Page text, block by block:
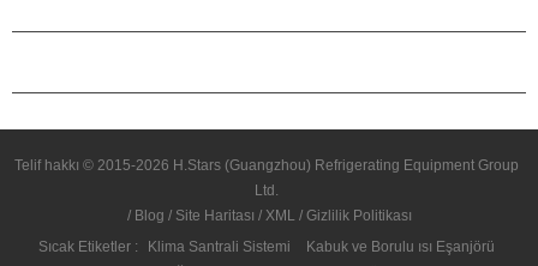
Telif hakkı © 2015-2026 H.Stars (Guangzhou) Refrigerating Equipment Group
Ltd.
/ Blog / Site Haritası / XML / Gizlilik Politikası
Sıcak Etiketler :
Klima Santrali Sistemi
Kabuk ve Borulu ısı Eşanjörü